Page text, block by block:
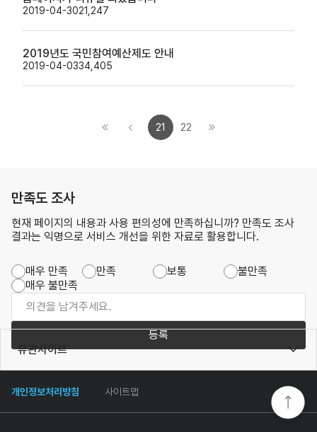
2019-04-3021,247
2019년도 국민참여예산제도 안내
2019-04-0334,405
21 22
만족도 조사
현재 페이지의 내용과 사용 편의성에 만족하십니까? 만족도 조사
결과는 익명으로 서비스 개선을 위한 자료로 활용합니다.
매우 만족 만족 보통
불만족
매우 불만족
등록
개인정보처리방침 사이트맵
유관사이트